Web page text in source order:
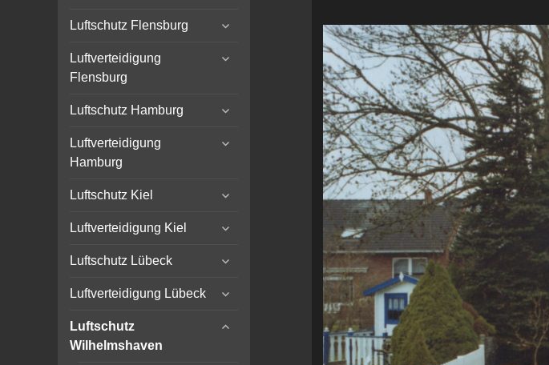
Luftschutz Flensburg
expand
menu
Luftverteidigung
Flensburg
expand
Luftschutz Hamburg
expand
menu
Luftverteidigung
Hamburg
expand
Luftschutz Kiel
expand
menu
Luftverteidigung Kiel
expand
menu
Luftschutz Lübeck
expand
menu
Luftverteidigung Lübeck
expand
menu
Luftschutz
Wilhelmshaven
expand